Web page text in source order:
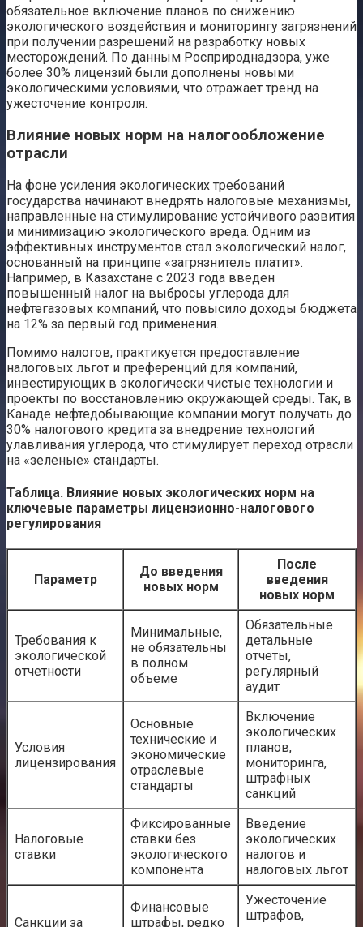
обязательное включение планов по снижению
экологического воздействия и мониторингу загрязнений
при получении разрешений на разработку новых
месторождений. По данным Росприроднадзора, уже
более 30% лицензий были дополнены новыми
экологическими условиями, что отражает тренд на
ужесточение контроля.
Влияние новых норм на налогообложение
отрасли
На фоне усиления экологических требований
государства начинают внедрять налоговые механизмы,
направленные на стимулирование устойчивого развития
и минимизацию экологического вреда. Одним из
эффективных инструментов стал экологический налог,
основанный на принципе «загрязнитель платит».
Например, в Казахстане с 2023 года введен
повышенный налог на выбросы углерода для
нефтегазовых компаний, что повысило доходы бюджета
на 12% за первый год применения.
Помимо налогов, практикуется предоставление
налоговых льгот и преференций для компаний,
инвестирующих в экологически чистые технологии и
проекты по восстановлению окружающей среды. Так, в
Канаде нефтедобывающие компании могут получать до
30% налогового кредита за внедрение технологий
улавливания углерода, что стимулирует переход отрасли
на «зеленые» стандарты.
Таблица. Влияние новых экологических норм на
ключевые параметры лицензионно-налогового
регулирования
Параметр
До введения
новых норм
После
введения
новых норм
Требования к
экологической
отчетности
Минимальные,
не обязательны
в полном
объеме
Обязательные
детальные
отчеты,
регулярный
аудит
Условия
лицензирования
Основные
технические и
экономические
отраслевые
стандарты
Включение
экологических
планов,
мониторинга,
штрафных
санкций
Налоговые
ставки
Фиксированные
ставки без
экологического
компонента
Введение
экологических
налогов и
налоговых льгот
Санкции за
Финансовые
штрафы, редко
Ужесточение
штрафов,